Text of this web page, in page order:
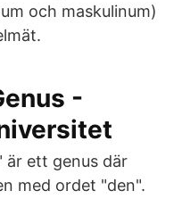
och maskulinum)
-
är ett genus där
med ordet "den".